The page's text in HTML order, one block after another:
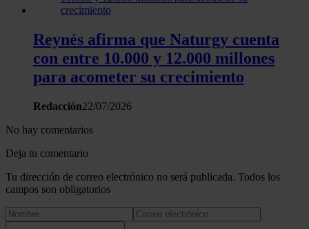
Reynés afirma que Naturgy cuenta
con entre 10.000 y 12.000 millones
para acometer su crecimiento
Redacción22/07/2026
No hay comentarios
Deja tu comentario
Tu dirección de correo electrónico no será publicada. Todos los
campos son obligatorios